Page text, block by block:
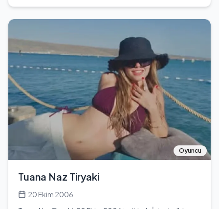
paylaşmaktadır. Sahneye olan tutkusu, sürekli gelişime
başarılı oyunculardan biri olarak öne çıkmaktadır.
olan Ali, Akrep burcudur ve Beşiktaş futbol takımının
başlamış ve bu alanda kendini geliştirmiştir. Genç yaşına
rağmen, yetenekleriyle dikkat çekmeyi başarmıştır. Ali
Kayra Gürel, 1.70 cm boyunda ve 55 kg ağırlığındadır. Göz
rengi mavi, saç rengi ise doğal olarak açık renklidir. Sosyal
medya platformlarında da aktif olan Ali, Instagram'da
@alikayragurel kullanıcı adıyla takipçileriyle etkileşimde
bulunmaktadır. Genç yaşına rağmen, kariyerinde önemli
adımlar atan Ali Kayra Gürel, gelecekte daha büyük
projelerde yer almayı hedeflemektedir. Oyunculuk
yeteneği ve sahne performansıyla izleyicilerin beğenisini
kazanmış, genç yaşta birçok projede yer alarak kendini
kanıtlamıştır. Ali'nin hayatı, oyunculuk kariyerinin yanı sıra
eğitimine de büyük önem vermesiyle şekillenmiştir. Ailesi
ve arkadaşları tarafından desteklenen Ali, gelecekte daha
büyük başarılara imza atmayı planlamaktadır.
Oyuncu
Tuana Naz Tiryaki
20 Ekim 2006